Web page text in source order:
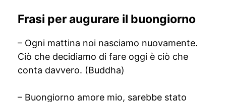
Frasi per augurare il buongiorno
– Ogni mattina noi nasciamo nuovamente.
Ciò che decidiamo di fare oggi è ciò che
conta davvero. (Buddha)
– Buongiorno amore mio, sarebbe stato